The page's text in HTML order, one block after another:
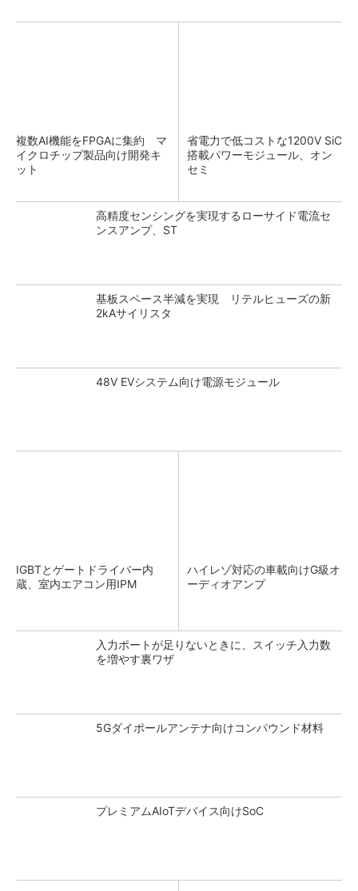
複数AI機能をFPGAに集約 マ
イクロチップ製品向け開発キ
ット
省電力で低コストな1200V SiC
搭載パワーモジュール、オン
セミ
高精度センシングを実現するローサイド電流セ
ンスアンプ、ST
基板スペース半減を実現 リテルヒューズの新
2kAサイリスタ
48V EVシステム向け電源モジュール
IGBTとゲートドライバー内
蔵、室内エアコン用IPM
ハイレゾ対応の車載向けG級オ
ーディオアンプ
入力ポートが足りないときに、スイッチ入力数
を増やす裏ワザ
5Gダイポールアンテナ向けコンパウンド材料
プレミアムAIoTデバイス向けSoC